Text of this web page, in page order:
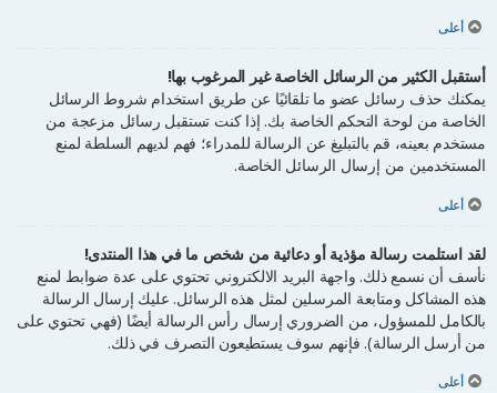
أعلى
أستقبل الكثير من الرسائل الخاصة غير المرغوب بها!
يمكنك حذف رسائل عضو ما تلقائيًا عن طريق استخدام شروط الرسائل
الخاصة من لوحة التحكم الخاصة بك. إذا كنت تستقبل رسائل مزعجة من
مستخدم بعينه، قم بالتبليغ عن الرسالة للمدراء؛ فهم لديهم السلطة لمنع
المستخدمين من إرسال الرسائل الخاصة.
أعلى
لقد استلمت رسالة مؤذية أو دعائية من شخص ما في هذا المنتدى!
نأسف أن نسمع ذلك. واجهة البريد الالكتروني تحتوي على عدة ضوابط لمنع
هذه المشاكل ومتابعة المرسلين لمثل هذه الرسائل. عليك إرسال الرسالة
بالكامل للمسؤول، من الضروري إرسال رأس الرسالة أيضًا (فهي تحتوي على
من أرسل الرسالة). فإنهم سوف يستطيعون التصرف في ذلك.
أعلى